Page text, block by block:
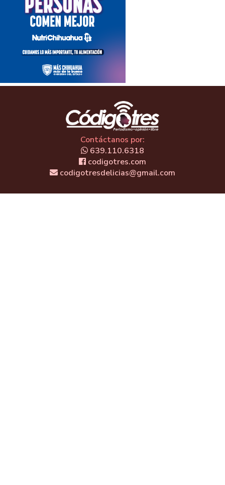
Contáctanos por:
639.110.6318
codigotres.com
codigotresdelicias@gmail.com